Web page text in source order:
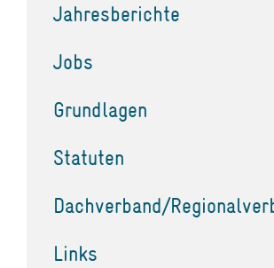
Jahresberichte
Jobs
Grundlagen
Statuten
Dachverband/
Links